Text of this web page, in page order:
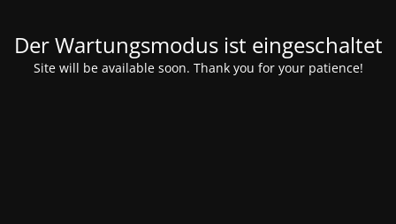
Der Wartungsmodus ist eingeschaltet
Site will be available soon. Thank you for your patience!